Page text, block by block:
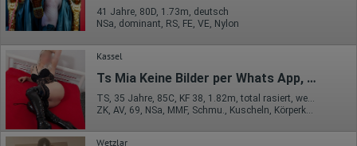
Herausgeber:
Hotjar Limited, Malta
Erhobene Daten:
Datum und Uhrzeit des Besuchs
Gerätetyp
Geografischer Standort
IP-Adresse
Mausbewegungen
Besuchte Seiten
41 Jahre, 80D, 1.73m, deutsch
NSa, dominant, RS, FE, VE, Nylon
Kassel
Ts Mia Keine Bilder per Whats App, nur Termine
TS, 35 Jahre, 85C, KF 38, 1.82m, total rasiert, westeuropäisch
ZK, AV, 69, NSa, MMF, Schmu., Kuscheln, Körperküs.
Wetzlar